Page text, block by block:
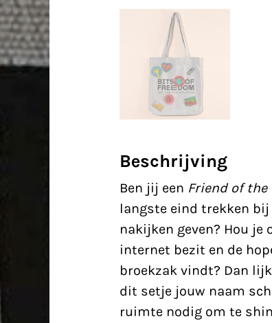
Beschrijving
Ben jij een Friend of
langste eind trekken bij
nakijken geven? Hou
internet bezit en de
broekzak vindt? Dan
dit setje jouw naam
ruimte nodig om te